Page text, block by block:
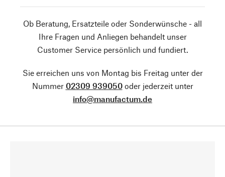
Ob Beratung, Ersatzteile oder Sonderwünsche - all
Ihre Fragen und Anliegen behandelt unser
Customer Service persönlich und fundiert.
Sie erreichen uns von Montag bis Freitag unter der
Nummer 02309 939050oder jederzeit unter
info@manufactum.de